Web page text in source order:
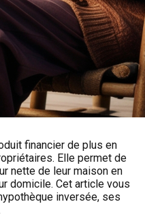
financier de plus en
Elle permet de
nette de leur maison en
domicile. Cet article vous
inversée, ses